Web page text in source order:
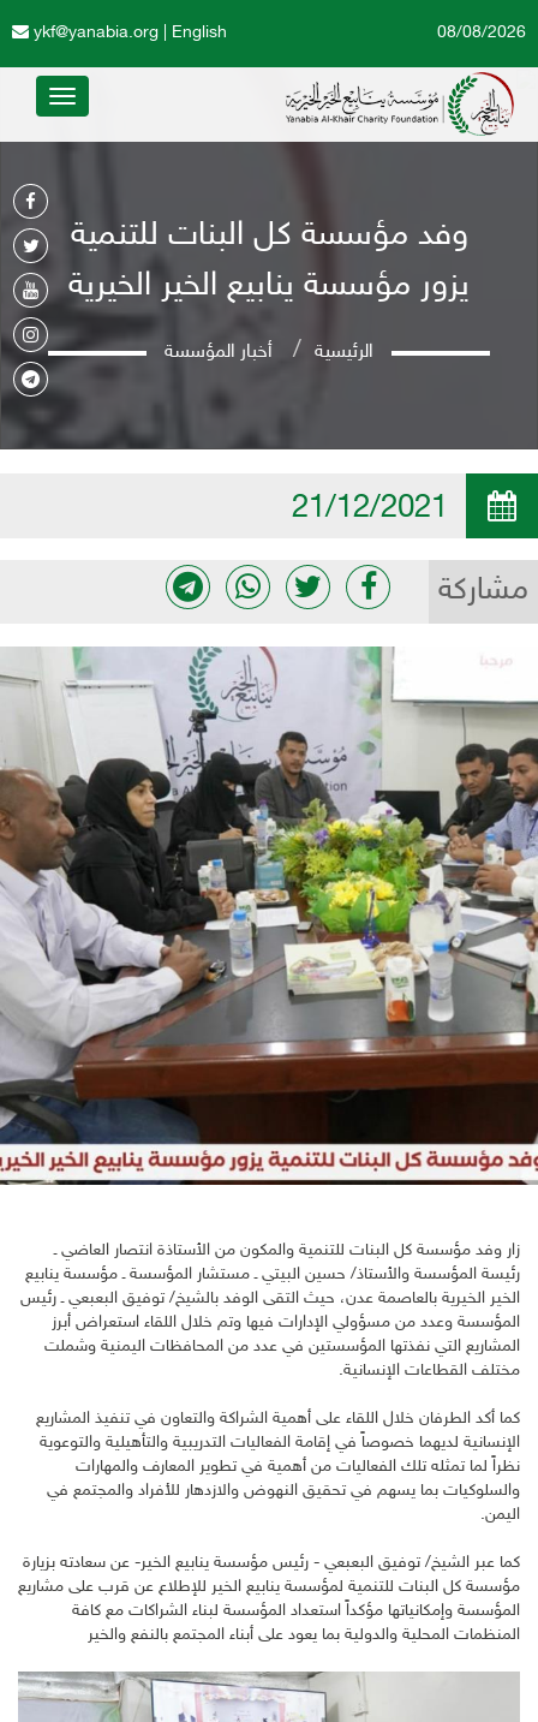
English
ykf@yanabia.org 08/08/2026
Toggle
وفد مؤسسة كل البنات للتنمية
يزور مؤسسة ينابيع الخير الخيرية
الرئيسية أخبار المؤسسة
مشاركة
زار وفد مؤسسة كل البنات للتنمية والمكون من الأستاذة انتصار العاضي ـ
رئيسة المؤسسة والأستاذ/ حسين البيتي ـ مستشار المؤسسة ـ مؤسسة ينابيع
الخير الخيرية بالعاصمة عدن، حيث التقى الوفد بالشيخ/ توفيق البعبعي ـ رئيس
المؤسسة وعدد من مسؤولي الإدارات فيها وتم خلال اللقاء استعراض أبرز
المشاريع التي نفذتها المؤسستين في عدد من المحافظات اليمنية وشملت
مختلف القطاعات الإنسانية.
كما أكد الطرفان خلال اللقاء على أهمية الشراكة والتعاون في تنفيذ المشاريع
الإنسانية لديهما خصوصاً في إقامة الفعاليات التدريبية والتأهيلية والتوعوية
نظراً لما تمثله تلك الفعاليات من أهمية في تطوير المعارف والمهارات
والسلوكيات بما يسهم في تحقيق النهوض والازدهار للأفراد والمجتمع في
اليمن.
كما عبر الشيخ/ توفيق البعبعي - رئيس مؤسسة ينابيع الخير- عن سعادته بزيارة
مؤسسة كل البنات للتنمية لمؤسسة ينابيع الخير للإطلاع عن قرب على مشاريع
المؤسسة وإمكانياتها مؤكداً استعداد المؤسسة لبناء الشراكات مع كافة
المنظمات المحلية والدولية بما يعود على أبناء المجتمع بالنفع والخير